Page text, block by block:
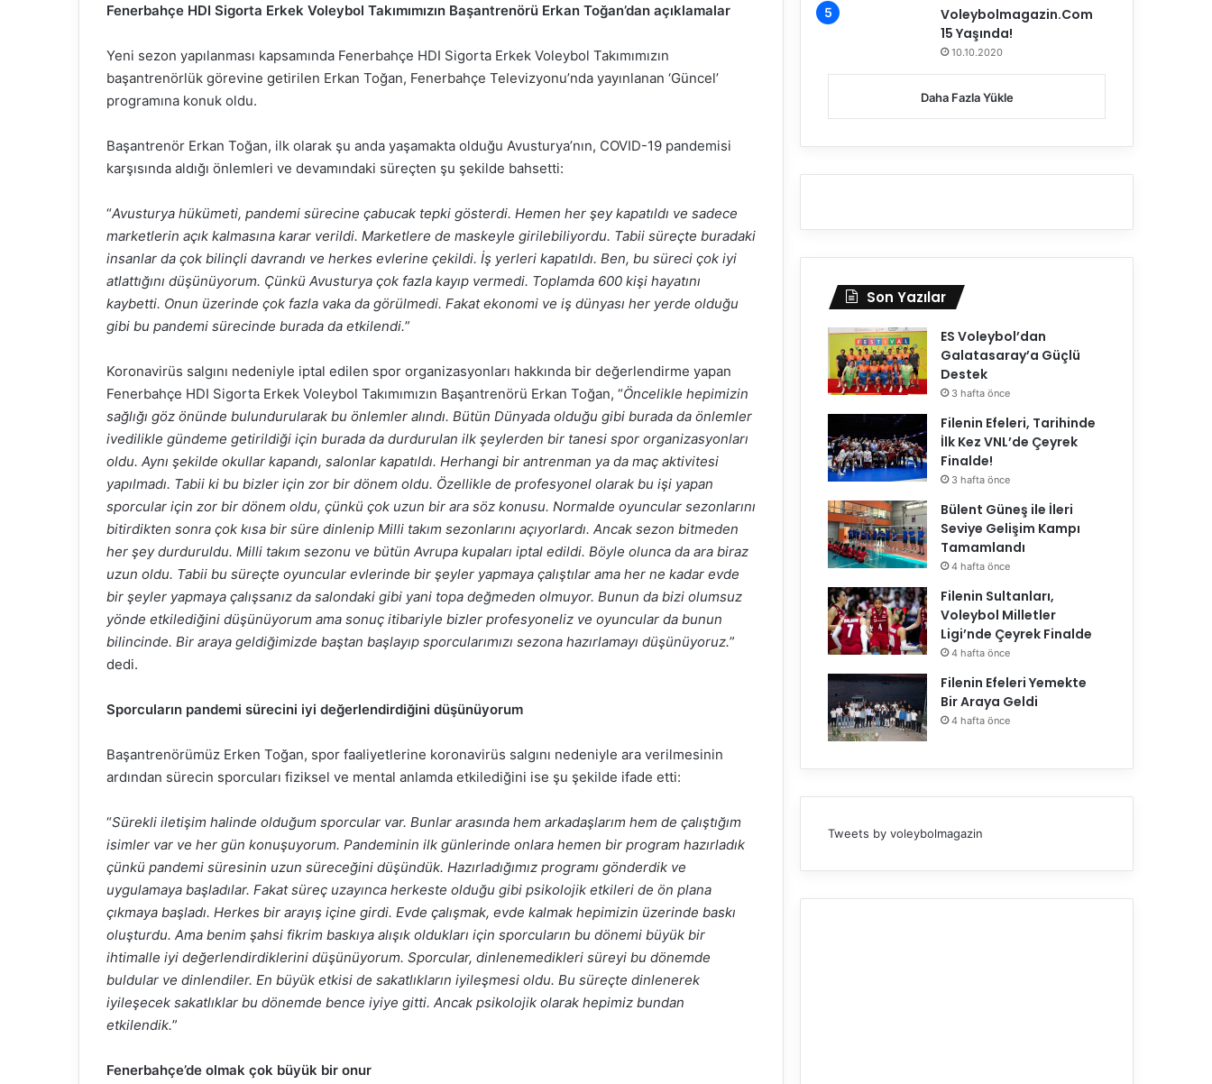
Fenerbahçe HDI Sigorta Erkek Voleybol Takımımızın Başantrenörü Erkan Toğan’dan açıklamalar
Yeni sezon yapılanması kapsamında Fenerbahçe HDI Sigorta Erkek Voleybol Takımımızın
başantrenörlük görevine getirilen Erkan Toğan, Fenerbahçe Televizyonu’nda yayınlanan ‘Güncel’
programına konuk oldu.
Başantrenör Erkan Toğan, ilk olarak şu anda yaşamakta olduğu Avusturya’nın, COVID-19 pandemisi
karşısında aldığı önlemleri ve devamındaki süreçten şu şekilde bahsetti:
“Avusturya hükümeti, pandemi sürecine çabucak tepki gösterdi. Hemen her şey kapatıldı ve sadece
marketlerin açık kalmasına karar verildi. Marketlere de maskeyle girilebiliyordu. Tabii süreçte buradaki
insanlar da çok bilinçli davrandı ve herkes evlerine çekildi. İş yerleri kapatıldı. Ben, bu süreci çok iyi
atlattığını düşünüyorum. Çünkü Avusturya çok fazla kayıp vermedi. Toplamda 600 kişi hayatını
kaybetti. Onun üzerinde çok fazla vaka da görülmedi. Fakat ekonomi ve iş dünyası her yerde olduğu
gibi bu pandemi sürecinde burada da etkilendi.”
Koronavirüs salgını nedeniyle iptal edilen spor organizasyonları hakkında bir değerlendirme yapan
Fenerbahçe HDI Sigorta Erkek Voleybol Takımımızın Başantrenörü Erkan Toğan, “Öncelikle hepimizin
sağlığı göz önünde bulundurularak bu önlemler alındı. Bütün Dünyada olduğu gibi burada da önlemler
ivedilikle gündeme getirildiği için burada da durdurulan ilk şeylerden bir tanesi spor organizasyonları
oldu. Aynı şekilde okullar kapandı, salonlar kapatıldı. Herhangi bir antrenman ya da maç aktivitesi
yapılmadı. Tabii ki bu bizler için zor bir dönem oldu. Özellikle de profesyonel olarak bu işi yapan
sporcular için zor bir dönem oldu, çünkü çok uzun bir ara söz konusu. Normalde oyuncular sezonlarını
bitirdikten sonra çok kısa bir süre dinlenip Milli takım sezonlarını açıyorlardı. Ancak sezon bitmeden
her şey durduruldu. Milli takım sezonu ve bütün Avrupa kupaları iptal edildi. Böyle olunca da ara biraz
uzun oldu. Tabii bu süreçte oyuncular evlerinde bir şeyler yapmaya çalıştılar ama her ne kadar evde
bir şeyler yapmaya çalışsanız da salondaki gibi yani topa değmeden olmuyor. Bunun da bizi olumsuz
yönde etkilediğini düşünüyorum ama sonuç itibariyle bizler profesyoneliz ve oyuncular da bunun
bilincinde. Bir araya geldiğimizde baştan başlayıp sporcularımızı sezona hazırlamayı düşünüyoruz.”
dedi.
Sporcuların pandemi sürecini iyi değerlendirdiğini düşünüyorum
Başantrenörümüz Erken Toğan, spor faaliyetlerine koronavirüs salgını nedeniyle ara verilmesinin
ardından sürecin sporcuları fiziksel ve mental anlamda etkilediğini ise şu şekilde ifade etti:
“Sürekli iletişim halinde olduğum sporcular var. Bunlar arasında hem arkadaşlarım hem de çalıştığım
isimler var ve her gün konuşuyorum. Pandeminin ilk günlerinde onlara hemen bir program hazırladık
çünkü pandemi süresinin uzun süreceğini düşündük. Hazırladığımız programı gönderdik ve
uygulamaya başladılar. Fakat süreç uzayınca herkeste olduğu gibi psikolojik etkileri de ön plana
çıkmaya başladı. Herkes bir arayış içine girdi. Evde çalışmak, evde kalmak hepimizin üzerinde baskı
oluşturdu. Ama benim şahsi fikrim baskıya alışık oldukları için sporcuların bu dönemi büyük bir
ihtimalle iyi değerlendirdiklerini düşünüyorum. Sporcular, dinlenemedikleri süreyi bu dönemde
buldular ve dinlendiler. En büyük etkisi de sakatlıkların iyileşmesi oldu. Bu süreçte dinlenerek
iyileşecek sakatlıklar bu dönemde bence iyiye gitti. Ancak psikolojik olarak hepimiz bundan
etkilendik.”
Fenerbahçe’de olmak çok büyük bir onur
Voleybolmagazin.Com
15 Yaşında!
10.10.2020
Daha Fazla Yükle
Son Yazılar
ES Voleybol’dan
Galatasaray’a Güçlü
Destek
3 hafta önce
Filenin Efeleri, Tarihinde
İlk Kez VNL’de Çeyrek
Finalde!
3 hafta önce
Bülent Güneş ile İleri
Seviye Gelişim Kampı
Tamamlandı
4 hafta önce
Filenin Sultanları,
Voleybol Milletler
Ligi’nde Çeyrek Finalde
4 hafta önce
Filenin Efeleri Yemekte
Bir Araya Geldi
4 hafta önce
Tweets by voleybolmagazin